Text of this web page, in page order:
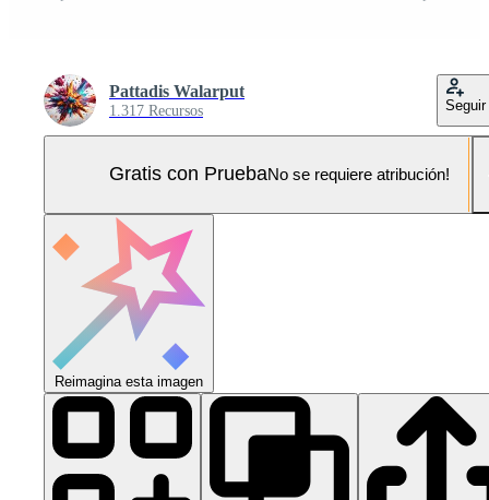
Pattadis Walarput
1.317 Recursos Seguir
Gratis con PruebaNo se requiere atribución!
Reimagina esta imagen